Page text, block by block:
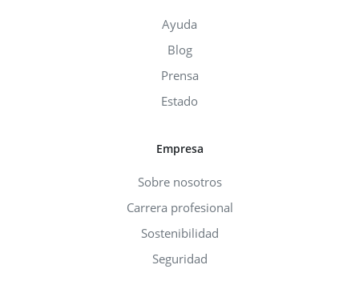
Ayuda
Blog
Prensa
Estado
Empresa
Sobre nosotros
Carrera profesional
Sostenibilidad
Seguridad